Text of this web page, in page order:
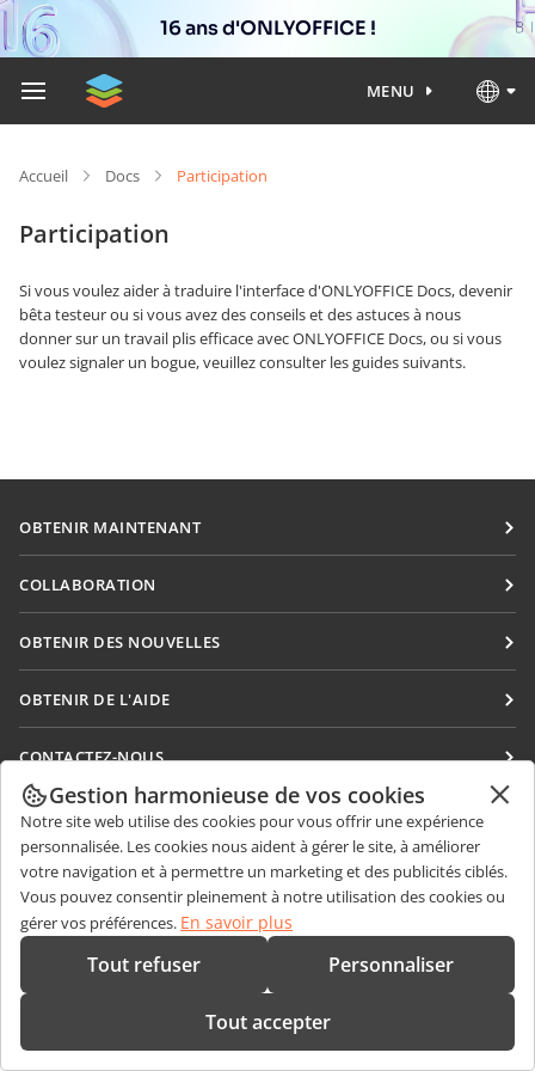
16 ans d'ONLYOFFICE !
MENU
Accueil Docs Participation
Participation
Si vous voulez aider à traduire l'interface d'ONLYOFFICE Docs, devenir
bêta testeur ou si vous avez des conseils et des astuces à nous
donner sur un travail plis efficace avec ONLYOFFICE Docs, ou si vous
voulez signaler un bogue, veuillez consulter les guides suivants.
OBTENIR MAINTENANT
Workspace
Applications de bureau
Applications mobiles
COLLABORATION
Pour les influenceurs
OBTENIR DES NOUVELLES
OBTENIR DE L'AIDE
Cours de formation
Webinaires
Livres blancs
Demande de support
Demande de démo
CONTACTEZ-NOUS
Questions de ventes sales@onlyoffice.com
Demande de partenariat
partners@onlyoffice.com
Demande de pressepress@onlyoffice.com
Demande d'appel
onlyoffice.com
© Ascensio System SIA 2026. Tous droits réservés
Gestion harmonieuse de vos cookies
Notre site web utilise des cookies pour vous offrir une expérience
personnalisée. Les cookies nous aident à gérer le site, à améliorer
votre navigation et à permettre un marketing et des publicités ciblés.
Vous pouvez consentir pleinement à notre utilisation des cookies ou
gérer vos préférences. En savoir plus
Tout refuser Personnaliser
Tout accepter